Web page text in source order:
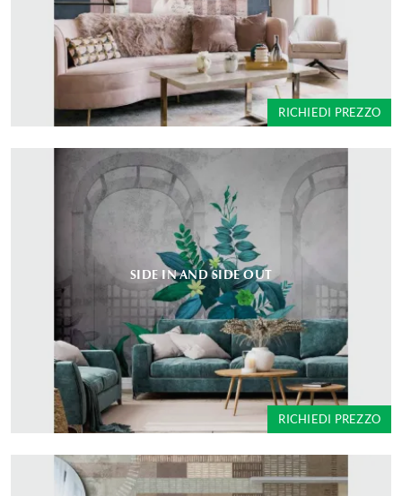
RICHIEDI PREZZO
SIDE IN AND SIDE OUT
RICHIEDI PREZZO